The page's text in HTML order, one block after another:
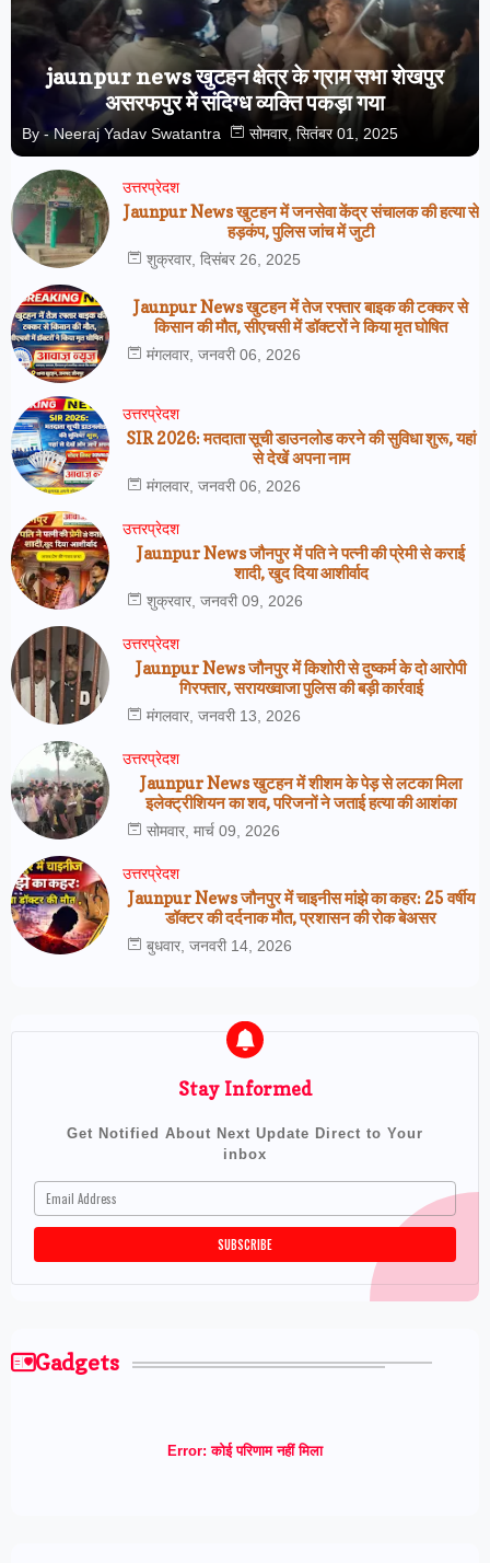
jaunpur news खुटहन क्षेत्र के ग्राम सभा शेखपुर
असरफपुर में संदिग्ध व्यक्ति पकड़ा गया
By - Neeraj Yadav Swatantra सोमवार, सितंबर 01, 2025
उत्तरप्रेदश
Jaunpur News खुटहन में जनसेवा केंद्र संचालक की हत्या से
हड़कंप, पुलिस जांच में जुटी
शुक्रवार, दिसंबर 26, 2025
Jaunpur News खुटहन में तेज रफ्तार बाइक की टक्कर से
किसान की मौत, सीएचसी में डॉक्टरों ने किया मृत घोषित
मंगलवार, जनवरी 06, 2026
उत्तरप्रेदश
SIR 2026: मतदाता सूची डाउनलोड करने की सुविधा शुरू, यहां
से देखें अपना नाम
मंगलवार, जनवरी 06, 2026
उत्तरप्रेदश
Jaunpur News जौनपुर में पति ने पत्नी की प्रेमी से कराई
शादी, खुद दिया आशीर्वाद
शुक्रवार, जनवरी 09, 2026
उत्तरप्रेदश
Jaunpur News जौनपुर में किशोरी से दुष्कर्म के दो आरोपी
गिरफ्तार, सरायख्वाजा पुलिस की बड़ी कार्रवाई
मंगलवार, जनवरी 13, 2026
उत्तरप्रेदश
Jaunpur News खुटहन में शीशम के पेड़ से लटका मिला
इलेक्ट्रीशियन का शव, परिजनों ने जताई हत्या की आशंका
सोमवार, मार्च 09, 2026
उत्तरप्रेदश
Jaunpur News जौनपुर में चाइनीस मांझे का कहर: 25 वर्षीय
डॉक्टर की दर्दनाक मौत, प्रशासन की रोक बेअसर
बुधवार, जनवरी 14, 2026
Stay Informed
Get Notified About Next Update Direct to Your
inbox
Gadgets
Error: कोई परिणाम नहीं मिला